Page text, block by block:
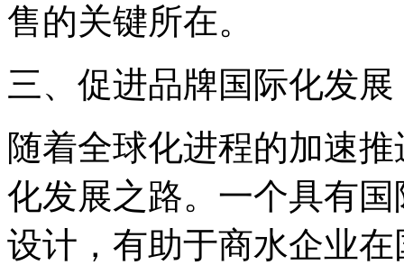
售的关键所在。
‌三、促进品牌国际化发展‌
随着全球化进程的加速
化发展之路。一个具有
设计，有助于商水企业